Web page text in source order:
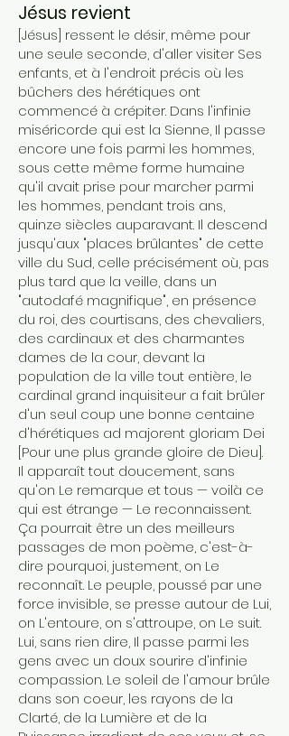
Jésus revient
[Jésus] ressent le désir, même pour
une seule seconde, d'aller visiter Ses
enfants, et à l'endroit précis où les
bûchers des hérétiques ont
commencé à crépiter. Dans l'infinie
miséricorde qui est la Sienne, Il passe
encore une fois parmi les hommes,
sous cette même forme humaine
qu'il avait prise pour marcher parmi
les hommes, pendant trois ans,
quinze siècles auparavant. Il descend
jusqu'aux "places brûlantes" de cette
ville du Sud, celle précisément où, pas
plus tard que la veille, dans un
"autodafé magnifique", en présence
du roi, des courtisans, des chevaliers,
des cardinaux et des charmantes
dames de la cour, devant la
population de la ville tout entière, le
cardinal grand inquisiteur a fait brûler
d'un seul coup une bonne centaine
d'hérétiques ad majorent gloriam Dei
[Pour une plus grande gloire de Dieu].
Il apparaît tout doucement, sans
qu'on Le remarque et tous — voilà ce
qui est étrange — Le reconnaissent.
Ça pourrait être un des meilleurs
passages de mon poème, c'est-à-
dire pourquoi, justement, on Le
reconnaît. Le peuple, poussé par une
force invisible, se presse autour de Lui,
on L'entoure, on s'attroupe, on Le suit.
Lui, sans rien dire, Il passe parmi les
gens avec un doux sourire d'infinie
compassion. Le soleil de l'amour brûle
dans son coeur, les rayons de la
Clarté, de la Lumière et de la